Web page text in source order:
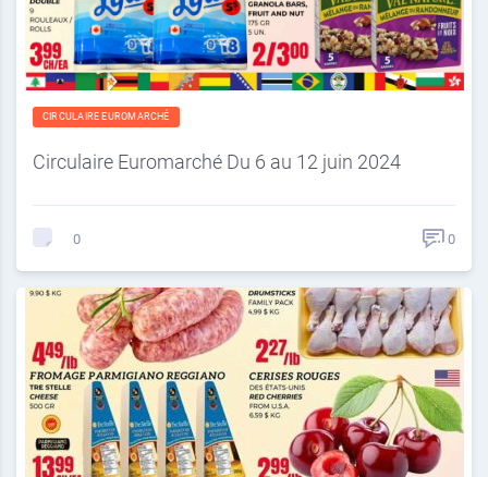
CIRCULAIRE EUROMARCHÉ
Circulaire Euromarché Du 6 au 12 juin 2024
0 0